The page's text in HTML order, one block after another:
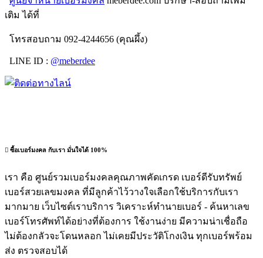
เติม ได้ที่
โทรสอบถาม 092-4244656 (คุณผึ้ง)
LINE ID : @meberdee
ซื้อเบอร์มงคล กับเรา มั่นใจได้ 100%
เรา คือ ศูนย์รวมเบอร์มงคลคุณภาพคัดเกรด เบอร์ดีรับทรัพย์
เบอร์สวยเลขมงคล ที่มีลูกค้าไว้วางใจเลือกใช้บริการกับเรา
มากมาย เว็บไซต์เราบริการ วิเคราะห์ทำนายเบอร์ - ค้นหาเลข
เบอร์โทรศัพท์ได้อย่างที่ต้องการ ใช้งานง่าย มีความน่าเชื่อถือ
ไม่ต้องกลัวจะโดนหลอก ไม่เคยมีประวัติโกงเงิน ทุกเบอร์พร้อม
ส่ง ตรวจสอบได้